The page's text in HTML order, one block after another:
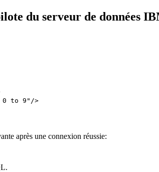
du serveur de données
0 to 9 "/>
après une connexion réussie: